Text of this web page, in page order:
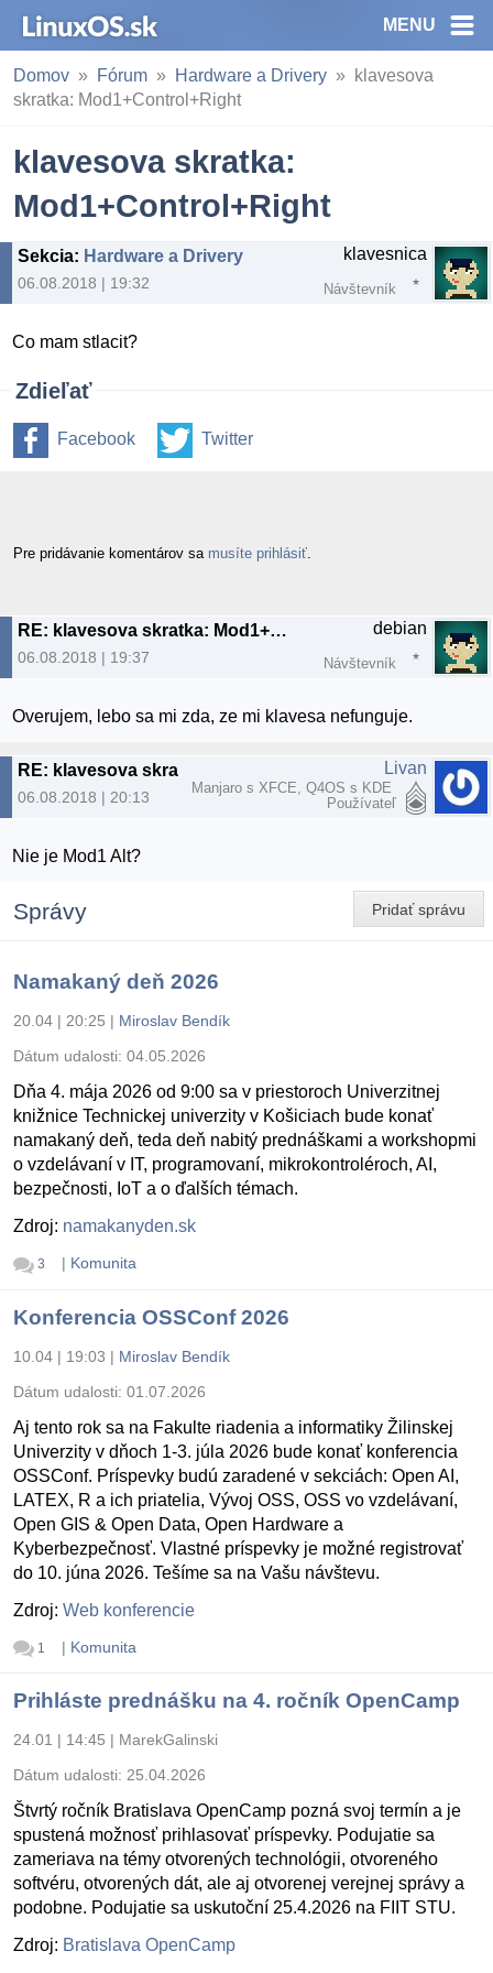
MENU
Domov Fórum Hardware a Drivery
klavesova
skratka: Mod1+Control+Right
klavesova skratka:
Mod1+Control+Right
Sekcia: Hardware a Drivery
06.08.2018 | 19:32
klavesnica
Návštevník
Co mam stlacit?
Zdieľať
Facebook Twitter
Pre pridávanie komentárov sa musíte prihlásiť
RE: klavesova skratka: Mod1+Control+Right
06.08.2018 | 19:37
debian
Návštevník
Overujem, lebo sa mi zda, ze mi klavesa nefunguje.
06.08.2018 | 20:13
Livan
Manjaro s XFCE, Q4OS s KDE
Používateľ
Nie je Mod1 Alt?
Pridať správu
Správy
Namakaný deň 2026
20.04 | 20:25 | Miroslav Bendík
Dátum udalosti: 04.05.2026
Dňa 4. mája 2026 od 9:00 sa v priestoroch Univerzitnej
knižnice Technickej univerzity v Košiciach bude konať
namakaný deň, teda deň nabitý prednáškami a workshopmi
o vzdelávaní v IT, programovaní, mikrokontroléroch, AI,
bezpečnosti, IoT a o ďalších témach.
Zdroj: namakanyden.sk
3 | Komunita
Konferencia OSSConf 2026
10.04 | 19:03 | Miroslav Bendík
Dátum udalosti: 01.07.2026
Aj tento rok sa na Fakulte riadenia a informatiky Žilinskej
Univerzity v dňoch 1-3. júla 2026 bude konať konferencia
OSSConf. Príspevky budú zaradené v sekciách: Open AI,
LATEX, R a ich priatelia, Vývoj OSS, OSS vo vzdelávaní,
Open GIS & Open Data, Open Hardware a
Kyberbezpečnosť. Vlastné príspevky je možné registrovať
do 10. júna 2026. Tešíme sa na Vašu návštevu.
Zdroj: Web konferencie
1 | Komunita
Prihláste prednášku na 4. ročník OpenCamp
24.01 | 14:45 | MarekGalinski
Dátum udalosti: 25.04.2026
Štvrtý ročník Bratislava OpenCamp pozná svoj termín a je
spustená možnosť prihlasovať príspevky. Podujatie sa
zameriava na témy otvorených technológii, otvoreného
softvéru, otvorených dát, ale aj otvorenej verejnej správy a
podobne. Podujatie sa uskutoční 25.4.2026 na FIIT STU.
Zdroj: Bratislava OpenCamp